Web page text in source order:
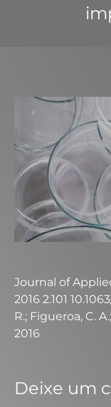
Journal of
2016 2.101
R.; Figueroa, C.
2016
Deixe um